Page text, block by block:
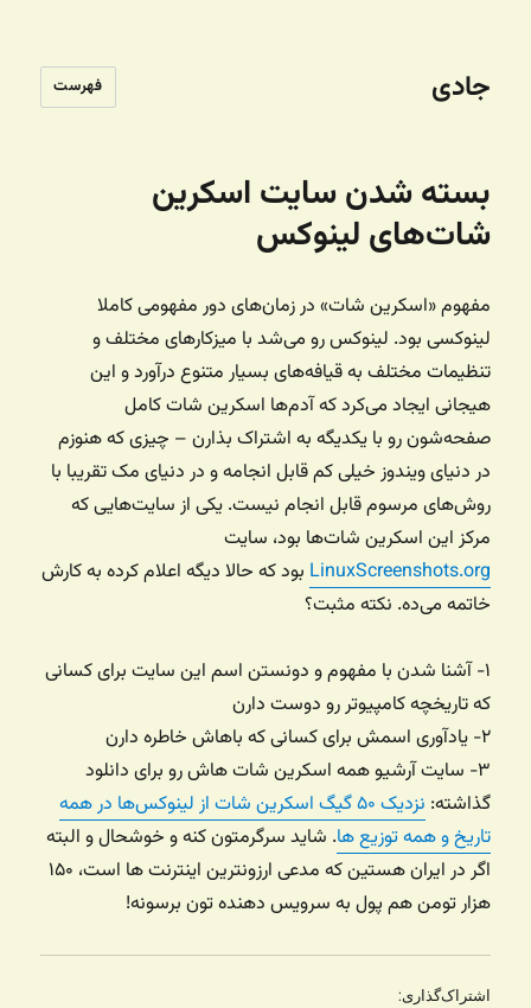
جادی فهرست
بسته شدن سایت اسکرین
شات‌های لینوکس
مفهوم «اسکرین شات» در زمان‌های دور مفهومی کاملا
لینوکسی بود. لینوکس رو می‌شد با میزکارهای مختلف و
تنظیمات مختلف به قیافه‌های بسیار متنوع درآورد و این
هیجانی ایجاد می‌کرد که آدم‌ها اسکرین شات کامل
صفحه‌شون رو با یکدیگه به اشتراک بذارن – چیزی که هنوزم
در دنیای ویندوز خیلی کم قابل انجامه و در دنیای مک تقریبا با
روش‌های مرسوم قابل انجام نیست. یکی از سایت‌هایی که
مرکز این اسکرین شات‌ها بود، سایت
LinuxScreenshots.org بود که حالا دیگه اعلام کرده به کارش
خاتمه می‌ده. نکته مثبت؟
۱- آشنا شدن با مفهوم و دونستن اسم این سایت برای کسانی
که تاریخچه کامپیوتر رو دوست دارن
۲- یادآوری اسمش برای کسانی که باهاش خاطره دارن
۳- سایت آرشیو همه اسکرین شات هاش رو برای دانلود
گذاشته:
نزدیک ۵۰ گیگ اسکرین شات از لینوکس‌ها در همه
تاریخ و همه توزیع ها. شاید سرگرمتون کنه و خوشحال و البته
اگر در ایران هستین که مدعی ارزونترین اینترنت ها است، ۱۵۰
هزار تومن هم پول به سرویس دهنده تون برسونه!
اشتراک‌گذاری: